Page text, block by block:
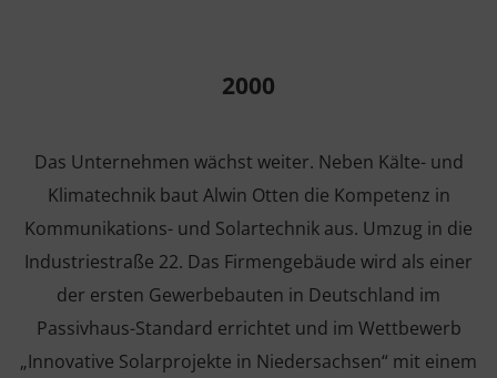
2000
Das Unternehmen wächst weiter. Neben Kälte- und
Klimatechnik baut Alwin Otten die Kompetenz in
Kommunikations- und Solartechnik aus. Umzug in die
Industriestraße 22. Das Firmengebäude wird als einer
der ersten Gewerbebauten in Deutschland im
Passivhaus-Standard errichtet und im Wettbewerb
„Innovative Solarprojekte in Niedersachsen“ mit einem